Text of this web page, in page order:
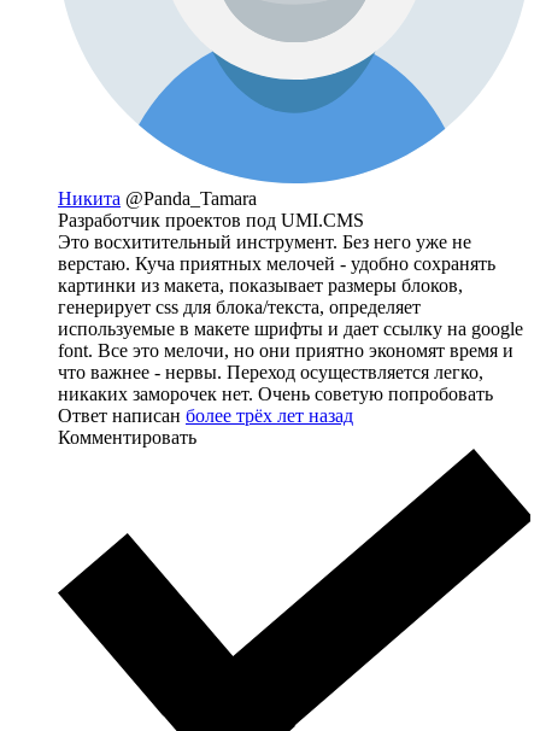
Никита @Panda_Tamara
Разработчик проектов под UMI.CMS
Это восхитительный инструмент. Без него уже не
верстаю. Куча приятных мелочей - удобно сохранять
картинки из макета, показывает размеры блоков,
генерирует css для блока/текста, определяет
используемые в макете шрифты и дает ссылку на google
font. Все это мелочи, но они приятно экономят время и
что важнее - нервы. Переход осуществляется легко,
никаких заморочек нет. Очень советую попробовать
Ответ написан более трёх лет назад
Комментировать